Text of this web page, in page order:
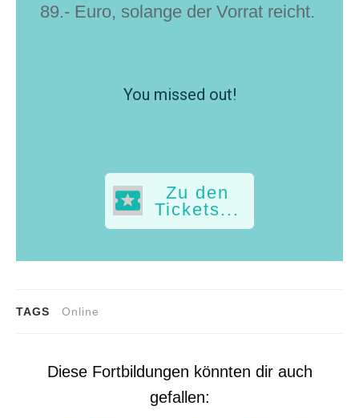
89.- Euro, solange der Vorrat reicht.
You missed out!
Zu den
Tickets...
TAGS Online
Diese Fortbildungen könnten dir auch
gefallen: